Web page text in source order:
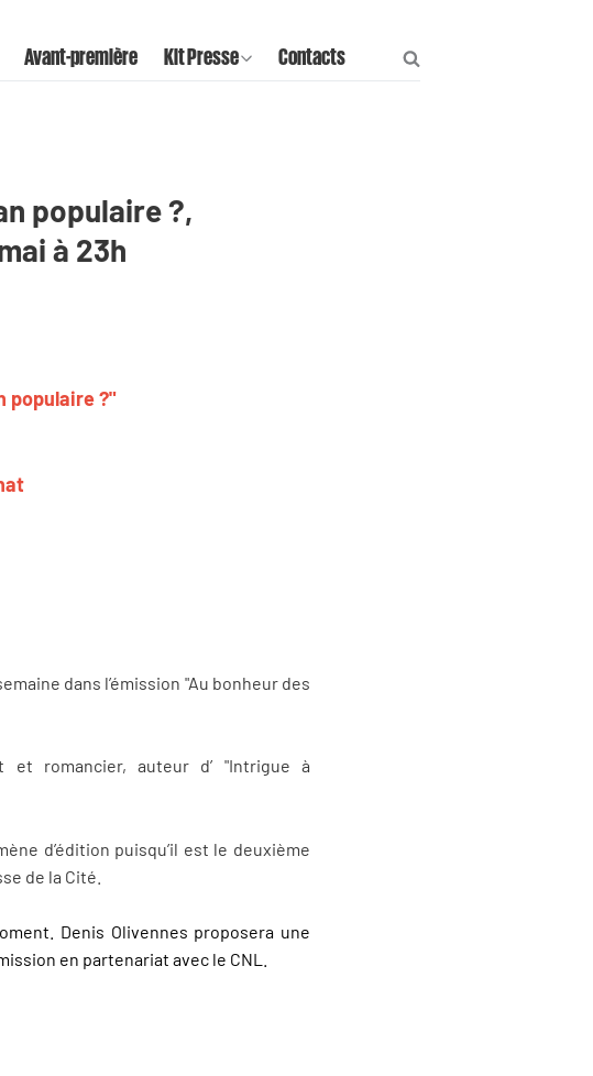
Avant-première Kit Presse Contacts
populaire ?,
à 23h
populaire ?"
dans l’émission "Au bonheur des
et romancier, auteur d’ "Intrigue à
d’édition puisqu’il est le deuxième
de la Cité.
Denis Olivennes proposera une
en partenariat avec le CNL.